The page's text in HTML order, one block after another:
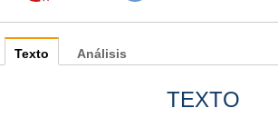
Texto
TEXTO
Análisis